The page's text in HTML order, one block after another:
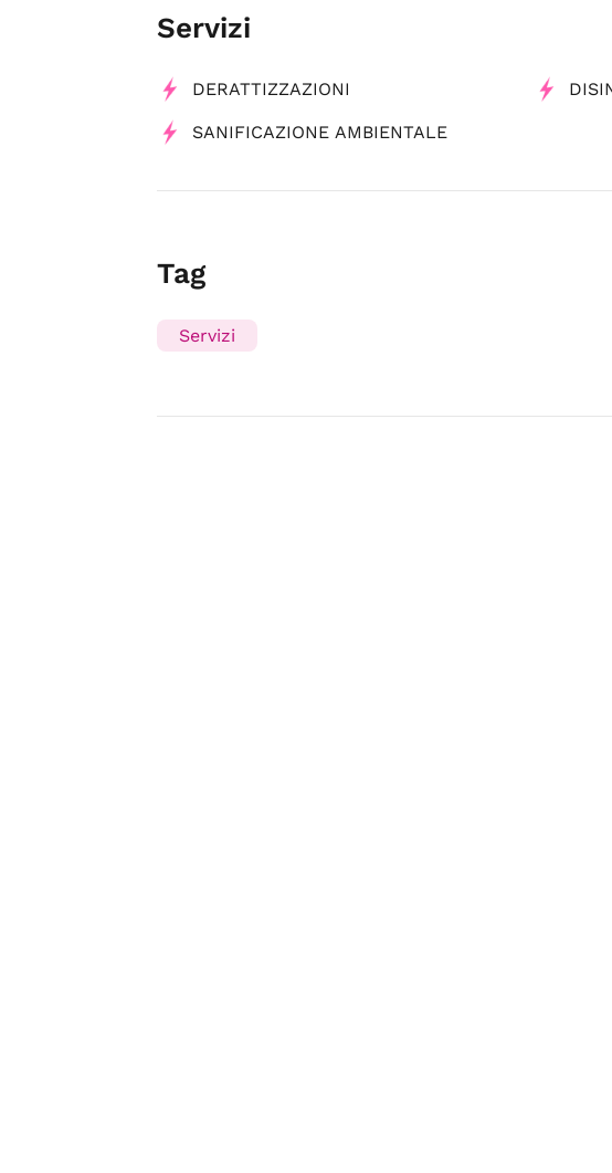
Servizi
DERATTIZZAZIONI
SANIFICAZIONE AMBIENTALE
Tag
Servizi